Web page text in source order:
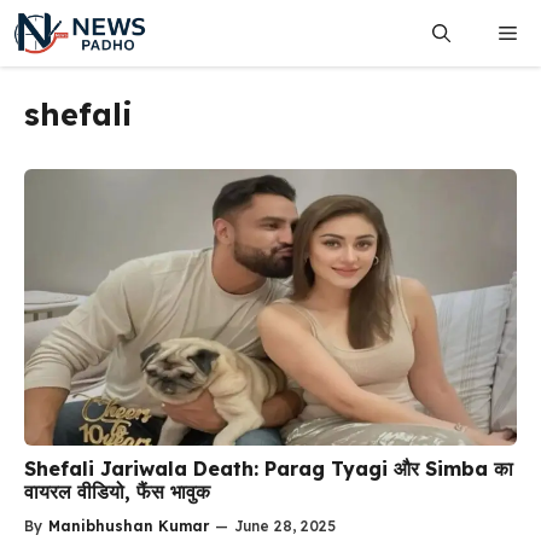
Skip
to
content
shefali
Shefali Jariwala Death: Parag Tyagi और Simba का
वायरल वीडियो, फैंस भावुक
By Manibhushan Kumar — June 28, 2025